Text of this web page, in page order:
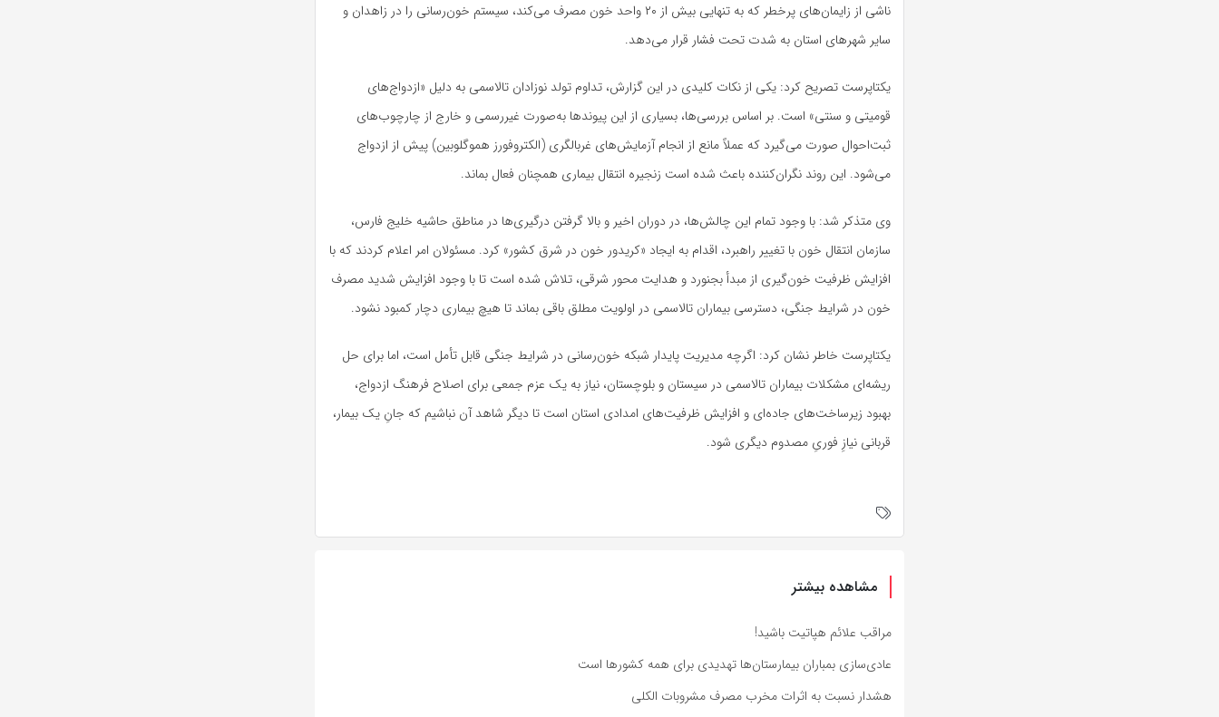
ناشی از زایمان‌های پرخطر که به تنهایی بیش از ۲۰ واحد خون مصرف می‌کند، سیستم خون‌رسانی را در زاهدان و
سایر شهرهای استان به شدت تحت فشار قرار می‌دهد.
یکتاپرست تصریح کرد: یکی از نکات کلیدی در این گزارش، تداوم تولد نوزادان تالاسمی به دلیل «ازدواج‌های
قومیتی و سنتی» است. بر اساس بررسی‌ها، بسیاری از این پیوندها به‌صورت غیررسمی و خارج از چارچوب‌های
ثبت‌احوال صورت می‌گیرد که عملاً مانع از انجام آزمایش‌های غربالگری (الکتروفورز هموگلوبین) پیش از ازدواج
می‌شود. این روند نگران‌کننده باعث شده است زنجیره انتقال بیماری همچنان فعال بماند.
وی متذکر شد: با وجود تمام این چالش‌ها، در دوران اخیر و بالا گرفتن درگیری‌ها در مناطق حاشیه خلیج فارس،
سازمان انتقال خون با تغییر راهبرد، اقدام به ایجاد «کریدور خون در شرق کشور» کرد. مسئولان امر اعلام کردند که با
افزایش ظرفیت خون‌گیری از مبدأ بجنورد و هدایت محور شرقی، تلاش شده است تا با وجود افزایش شدید مصرف
خون در شرایط جنگی، دسترسی بیماران تالاسمی در اولویت مطلق باقی بماند تا هیچ بیماری دچار کمبود نشود.
یکتاپرست خاطر نشان کرد: اگرچه مدیریت پایدار شبکه خون‌رسانی در شرایط جنگی قابل تأمل است، اما برای حل
ریشه‌ای مشکلات بیماران تالاسمی در سیستان و بلوچستان، نیاز به یک عزم جمعی برای اصلاح فرهنگ ازدواج،
بهبود زیرساخت‌های جاده‌ای و افزایش ظرفیت‌های امدادی استان است تا دیگر شاهد آن نباشیم که جانِ یک بیمار،
قربانی نیازِ فوریِ مصدوم دیگری شود.
مشاهده بیشتر
مراقب علائم هپاتیت باشید!
عادی‌سازی بمباران بیمارستان‌ها تهدیدی برای همه کشورها است
هشدار نسبت به اثرات مخرب مصرف مشروبات الکلی